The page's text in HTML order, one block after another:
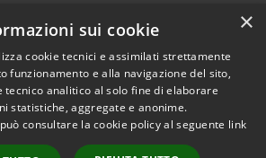
Meccanismo di feedback
Copyright © 2026 • Comune di
Bitonto • Powered by
×
sui cookie
cookie tecnici e assimilati strettamente
funzionamento e alla navigazione del sito,
tecnico analitico al solo fine di elaborare
statistiche, aggregate e anonime.
consultare la cookie policy al seguente link